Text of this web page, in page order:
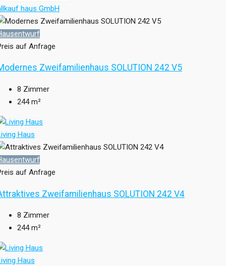
haus GmbH
auf Anfrage
Zweifamilienhaus SOLUTION 242 V5
8 Zimmer
244 m²
Haus
auf Anfrage
Zweifamilienhaus SOLUTION 242 V4
8 Zimmer
244 m²
Haus